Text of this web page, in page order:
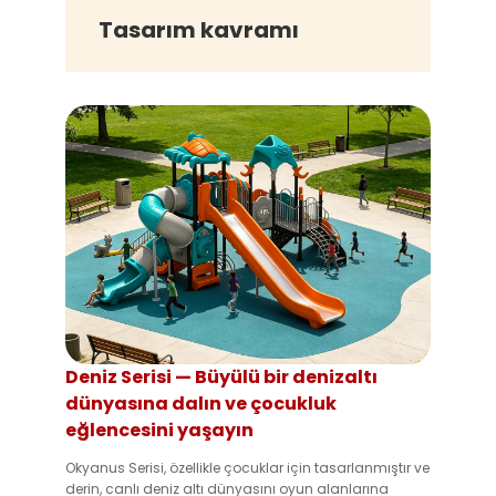
Tasarım kavramı
Deniz Serisi — Büyülü bir denizaltı
dünyasına dalın ve çocukluk
eğlencesini yaşayın
Okyanus Serisi, özellikle çocuklar için tasarlanmıştır ve
derin, canlı deniz altı dünyasını oyun alanlarına